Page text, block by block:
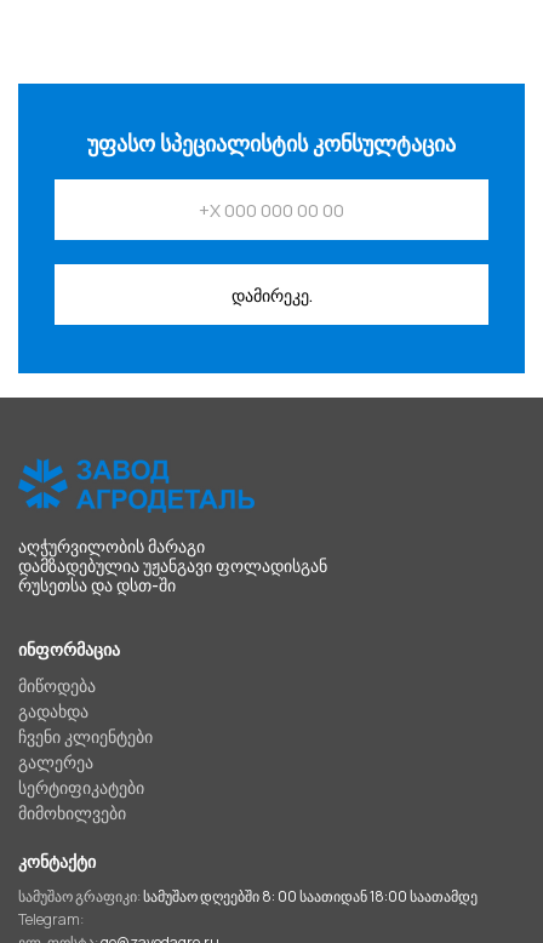
ᲣᲤᲐᲡᲝ ᲡᲞᲔᲪᲘᲐᲚᲘᲡᲢᲘᲡ ᲙᲝᲜᲡᲣᲚᲢᲐᲪᲘᲐ
დამირეკე.
ᲐᲦᲭᲣᲠᲕᲘᲚᲝᲑᲘᲡ ᲛᲐᲠᲐᲒᲘ
ᲓᲐᲛᲖᲐᲓᲔᲑᲣᲚᲘᲐ ᲣᲟᲐᲜᲒᲐᲕᲘ ᲤᲝᲚᲐᲓᲘᲡᲒᲐᲜ
ᲠᲣᲡᲔᲗᲡᲐ ᲓᲐ ᲓᲡᲗ-ᲨᲘ
ᲘᲜᲤᲝᲠᲛᲐᲪᲘᲐ
მიწოდება
გადახდა
ჩვენი კლიენტები
გალერეა
სერტიფიკატები
მიმოხილვები
ᲙᲝᲜᲢᲐᲥᲢᲘ
სამუშაო გრაფიკი:სამუშაო დღეებში 8: 00 საათიდან 18:00 საათამდე
Telegram: